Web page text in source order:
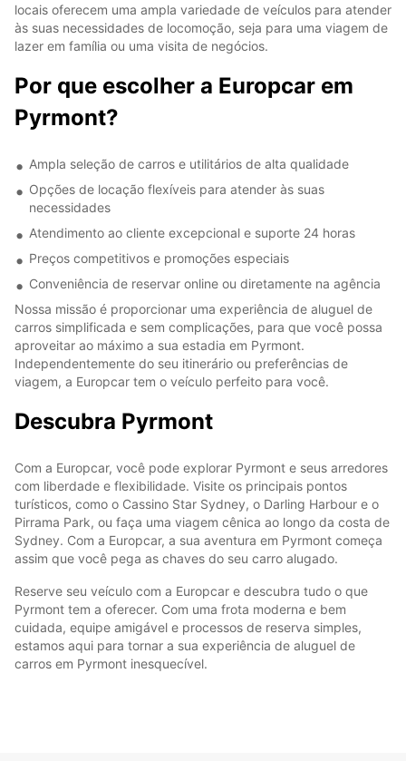
locais oferecem uma ampla variedade de veículos para atender
às suas necessidades de locomoção, seja para uma viagem de
lazer em família ou uma visita de negócios.
Por que escolher a Europcar em
Pyrmont?
Ampla seleção de carros e utilitários de alta qualidade
Opções de locação flexíveis para atender às suas
necessidades
Atendimento ao cliente excepcional e suporte 24 horas
Preços competitivos e promoções especiais
Conveniência de reservar online ou diretamente na agência
Nossa missão é proporcionar uma experiência de aluguel de
carros simplificada e sem complicações, para que você possa
aproveitar ao máximo a sua estadia em Pyrmont.
Independentemente do seu itinerário ou preferências de
viagem, a Europcar tem o veículo perfeito para você.
Descubra Pyrmont
Com a Europcar, você pode explorar Pyrmont e seus arredores
com liberdade e flexibilidade. Visite os principais pontos
turísticos, como o Cassino Star Sydney, o Darling Harbour e o
Pirrama Park, ou faça uma viagem cênica ao longo da costa de
Sydney. Com a Europcar, a sua aventura em Pyrmont começa
assim que você pega as chaves do seu carro alugado.
Reserve seu veículo com a Europcar e descubra tudo o que
Pyrmont tem a oferecer. Com uma frota moderna e bem
cuidada, equipe amigável e processos de reserva simples,
estamos aqui para tornar a sua experiência de aluguel de
carros em Pyrmont inesquecível.